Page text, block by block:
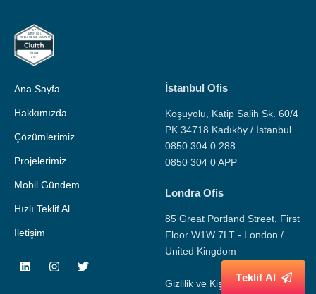
Teklif Al
Ana Sayfa
Hakkımızda
Çözümlerimiz
Projelerimiz
Mobil Gündem
Hızlı Teklif Al
İletişim
İstanbul Ofis
Koşuyolu, Katip Salih Sk. 60/4
PK 34718 Kadıköy / İstanbul
0850 304 0 288
0850 304 0 APP
Londra Ofis
85 Great Portland Street, First
Floor W1W 7LT - London /
United Kingdom
Gizlilik ve Kişisel Veri Politikası